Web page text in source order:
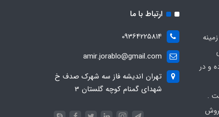
آغاز کرده و در
.
ارتباط با ما
09364225814
amir.jorablo@gmail.com
تهران اندیشه فاز سه شهرک صدف خ
شهدای گمنام کوچه گلستان 3